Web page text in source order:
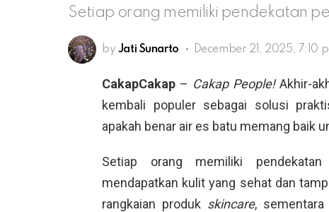
Setiap orang memiliki pendekatan
by Jati Sunarto December 21, 2025, 7:10
CakapCakap – Cakap People!Akhir-
kembali populer sebagai solusi
apakah benar air es batu memang baik
Setiap orang memiliki pendekatan
mendapatkan kulit yang sehat dan
rangkaian produk skincare,